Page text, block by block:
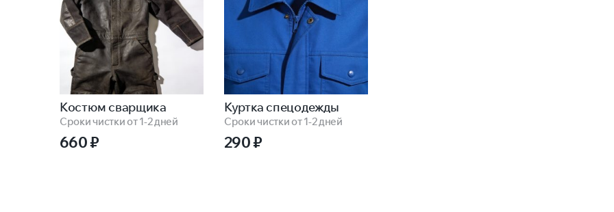
Костюм сварщика
Сроки чистки от 1-2 дней
660₽
Куртка спецодежды
Сроки чистки от 1-2 дней
290₽